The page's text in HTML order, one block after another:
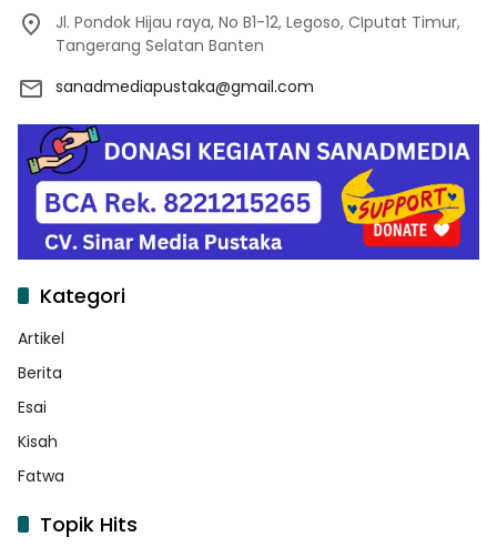
Jl. Pondok Hijau raya, No B1-12, Legoso, CIputat Timur,
Tangerang Selatan Banten
sanadmediapustaka@gmail.com
Kategori
Artikel
Berita
Esai
Kisah
Fatwa
Topik Hits